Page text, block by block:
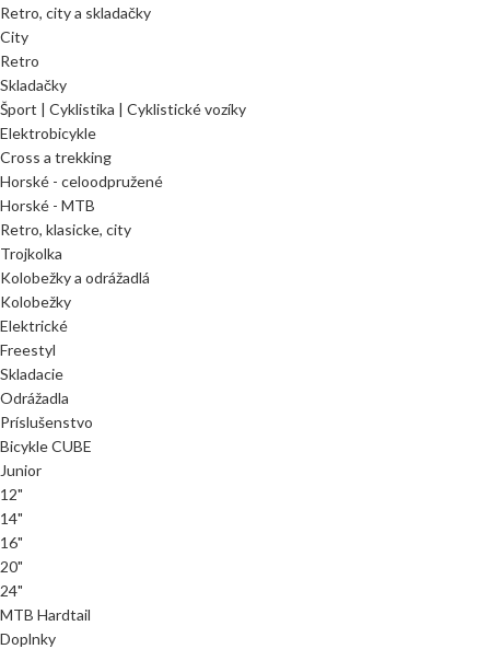
Retro, city a skladačky
City
Retro
Skladačky
Šport | Cyklistika | Cyklistické vozíky
Elektrobicykle
Cross a trekking
Horské - celoodpružené
Horské - MTB
Retro, klasicke, city
Trojkolka
Kolobežky a odrážadlá
Kolobežky
Elektrické
Freestyl
Skladacie
Odrážadla
Príslušenstvo
Bicykle CUBE
Junior
12"
14"
16"
20"
24"
MTB Hardtail
Doplnky